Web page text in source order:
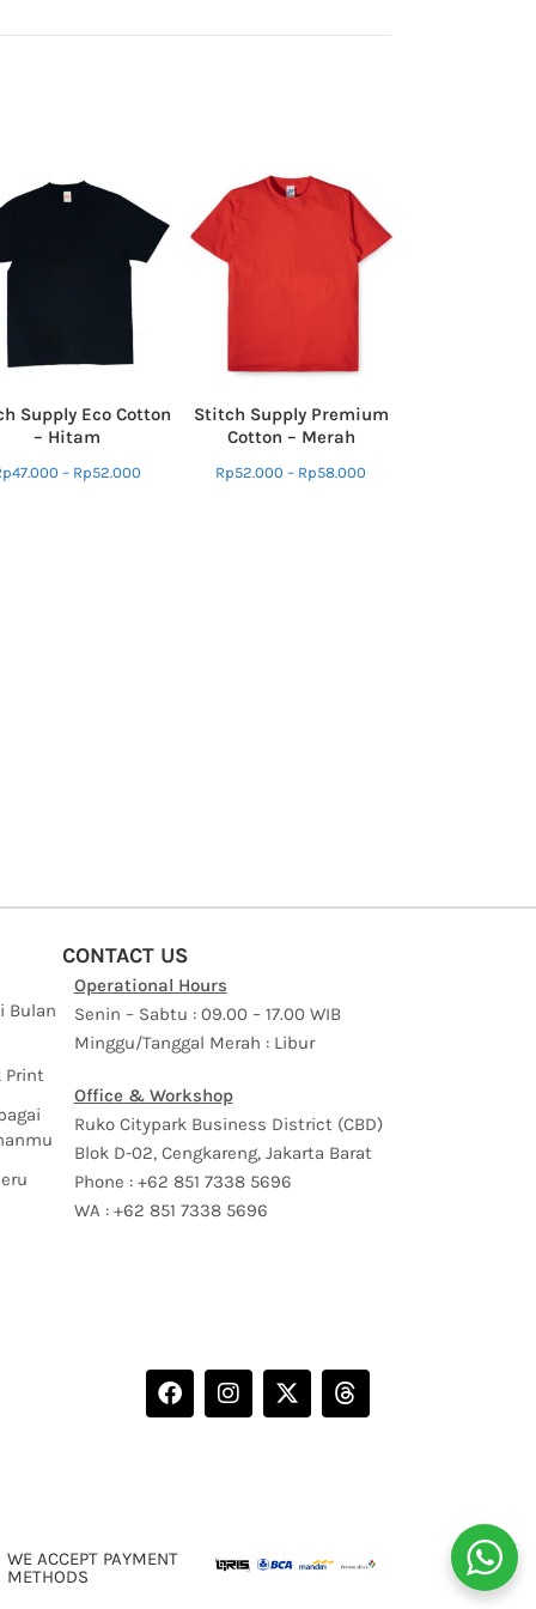
Supply Eco Cotton
– Hitam
47.000 – Rp52.000
Stitch Supply Premium
Cotton – Merah
Rp52.000 – Rp58.000
CONTACT US
Bulan
Print
Operational Hours
Senin – Sabtu : 09.00 – 17.00 WIB
Minggu/Tanggal Merah : Libur
Office & Workshop
Ruko Citypark Business District (CBD)
Blok D-02, Cengkareng, Jakarta Barat
Phone : +62 851 7338 5696
WA : +62 851 7338 5696
WE ACCEPT PAYMENT
METHODS